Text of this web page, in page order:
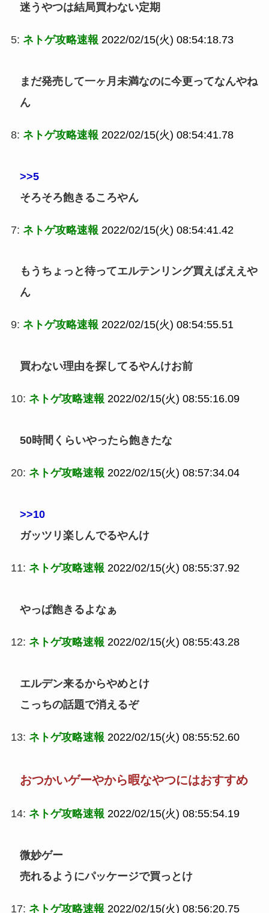
迷うやつは結局買わない定期
5: ネトゲ攻略速報 2022/02/15(火) 08:54:18.73
まだ発売して一ヶ月未満なのに今更ってなんやね
ん
8: ネトゲ攻略速報 2022/02/15(火) 08:54:41.78
>>5
そろそろ飽きるころやん
7: ネトゲ攻略速報 2022/02/15(火) 08:54:41.42
もうちょっと待ってエルテンリング買えばええや
ん
9: ネトゲ攻略速報 2022/02/15(火) 08:54:55.51
買わない理由を探してるやんけお前
10: ネトゲ攻略速報 2022/02/15(火) 08:55:16.09
50時間くらいやったら飽きたな
20: ネトゲ攻略速報 2022/02/15(火) 08:57:34.04
>>10
ガッツリ楽しんでるやんけ
11: ネトゲ攻略速報 2022/02/15(火) 08:55:37.92
やっぱ飽きるよなぁ
12: ネトゲ攻略速報 2022/02/15(火) 08:55:43.28
エルデン来るからやめとけ
こっちの話題で消えるぞ
13: ネトゲ攻略速報 2022/02/15(火) 08:55:52.60
おつかいゲーやから暇なやつにはおすすめ
14: ネトゲ攻略速報 2022/02/15(火) 08:55:54.19
微妙ゲー
売れるようにパッケージで買っとけ
17: ネトゲ攻略速報 2022/02/15(火) 08:56:20.75